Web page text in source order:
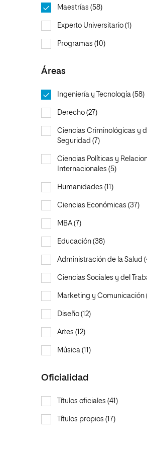
Educación
Administración de la Salud
Ciencias Sociales y del
Diseño
Artes
Música
MBA
Educación
Administración de la Salud
Marketing y Comunicación
Diseño
Artes
Maestrías (58)
Experto Universitario (1)
Programas (10)
Áreas
Ingeniería y Tecnología (58)
Derecho (27)
Ciencias Criminológicas y
Seguridad (7)
Ciencias Políticas y
Internacionales (5)
Humanidades (11)
Ciencias Económicas (37)
MBA (7)
Educación (38)
Administración de la Salud
Ciencias Sociales y del
Marketing y Comunicación
Diseño (12)
Artes (12)
Música (11)
Oficialidad
Títulos oficiales (41)
Títulos propios (17)